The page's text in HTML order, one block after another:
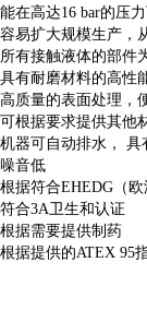
能在高达16 bar的压
容易扩大规模生产，
所有接触液体的部件
具有耐磨材料的高性
高质量的表面处理，
可根据要求提供其他
机器可自动排水， 具
噪音低
根据符合EHEDG（
符合3A卫生和认证
根据需要提供制药
根据提供的ATEX 95